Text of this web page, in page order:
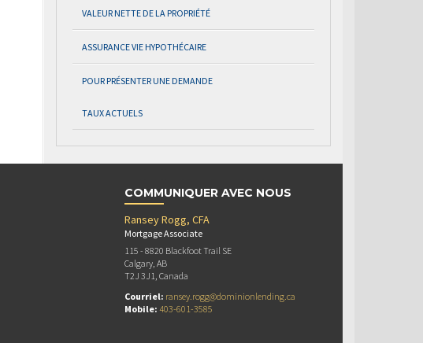
VALEUR NETTE DE LA PROPRIÉTÉ
ASSURANCE VIE HYPOTHÉCAIRE
POUR PRÉSENTER UNE DEMANDE
TAUX ACTUELS
COMMUNIQUER AVEC NOUS
Ransey Rogg, CFA
Mortgage Associate
115 - 8820 Blackfoot Trail SE
Calgary, AB
T2J 3J1, Canada
Courriel: ransey.rogg@dominionlending.ca
Mobile: 403-601-3585